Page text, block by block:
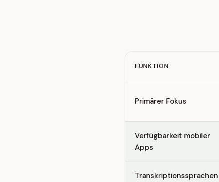
FUNKTION
Primärer Fokus
Verfügbarkeit mobiler
Apps
Transkriptionssprachen